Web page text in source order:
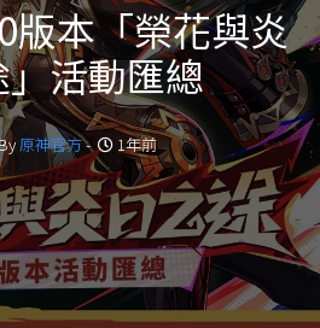
版本「榮花與炎
活動匯總
By原神官方- 1年前